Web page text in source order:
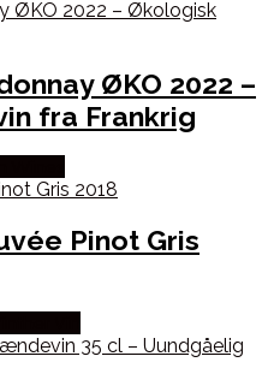
ØKO 2022 –
fra Frankrig
Pinot Gris